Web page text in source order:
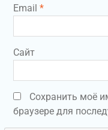
Email *
Сайт
Сохранить моё
браузере для